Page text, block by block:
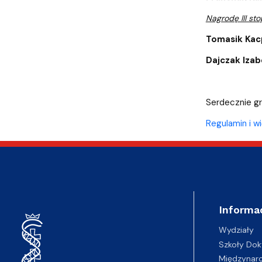
Nagrodę III
Tomasik
Dajczak
Serdecznie
Regulamin i
Wydziały
Szkoły